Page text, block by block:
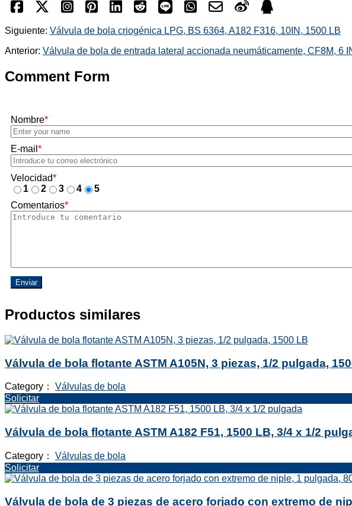
Siguiente: Válvula de bola criogénica LPG, BS 6364, A182 F316, 10IN, 1500 LB
Anterior: Válvula de bola de entrada lateral accionada neumáticamente, CF8M, 6
Comment Form
Nombre*
E-mail *
Velocidad*
1
2 3 4
5
Comentarios*
Enviar
Productos similares
Válvula de bola flotante ASTM A105N, 3 piezas, 1/2 pulgada,
Category： Válvulas de bola
Solicitar
Válvula de bola flotante ASTM A182 F51, 1500 LB, 3/4 x 1/2
Category： Válvulas de bola
Solicitar
Válvula de bola de 3 piezas de acero forjado con extremo de